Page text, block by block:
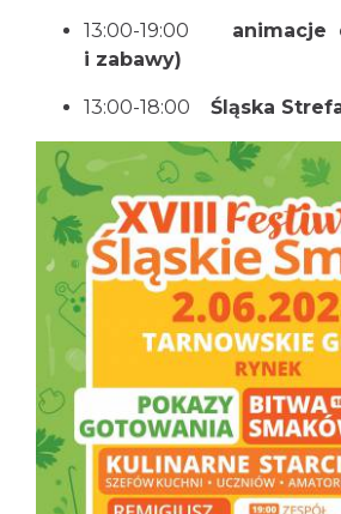
13:00-19:00
i zabawy)
13:00-18:00 Śląska